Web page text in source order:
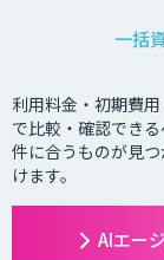
一括
利用料金・初期費
で比較・確認でき
件に合うものが見
けます。
AIエー